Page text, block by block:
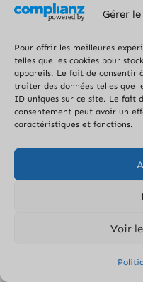
Gérer
Pour offrir les meilleures
telles que les cookies pour
appareils. Le fait de consentir
traiter des données telles que
ID uniques sur ce site. Le fait
consentement peut avoir un
caractéristiques et fonctions.
Voir
expérience dans
Si vous avez aimé
partager ! :-)